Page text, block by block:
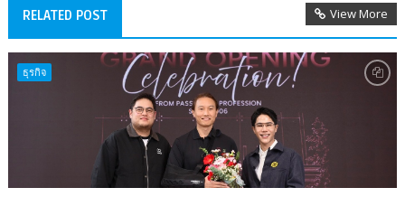
RELATED POST View More
ธุรกิจ